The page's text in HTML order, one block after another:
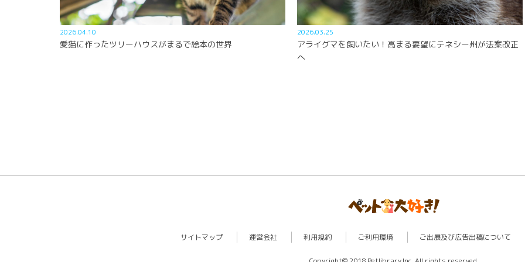
2026.04.10
愛猫に作ったツリーハウスがまるで絵本の世界
2026.03.25
アライグマを飼いたい！高まる要望にテネシー州が法案改正
へ
サイトマップ 運営会社 利用規約 ご利用環境 ご出展及び広告出稿について